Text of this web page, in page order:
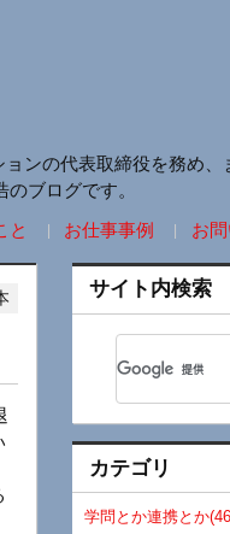
ンの代表取締役を務め、
ブログです。
と お仕事事例 お
サイト内検索
カテゴリ
学問とか連携とか